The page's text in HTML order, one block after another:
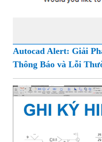
Autocad Alert: Giải
Thông Báo và Lỗi